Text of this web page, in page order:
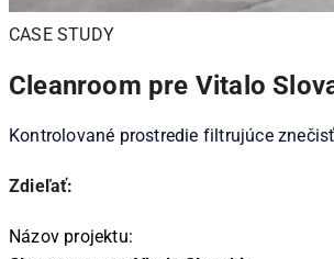
CASE STUDY
Cleanroom pre Vitalo
Kontrolované prostredie filtrujúce
Zdieľať:
Názov projektu: